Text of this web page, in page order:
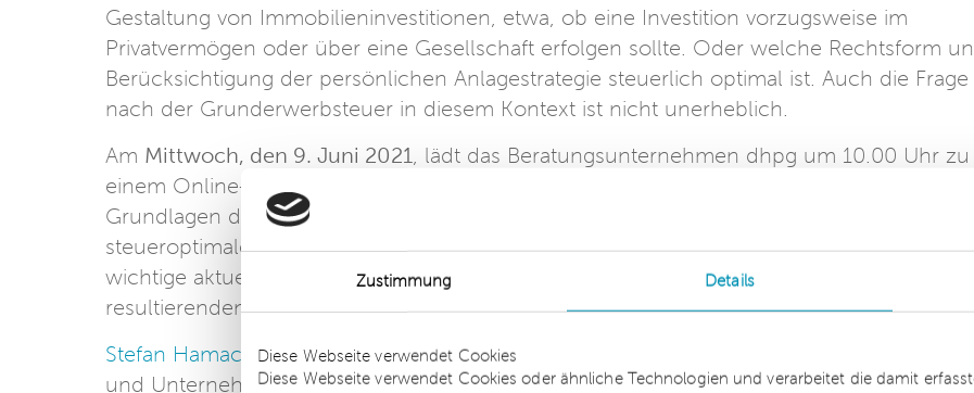
Zustimmung Details
Diese Webseite verwendet Cookies
Diese Webseite verwendet Cookies oder ähnliche Technologien und verarbeitet die damit
Gestaltung von Immobilieninvestitionen, etwa, ob eine Investition vorzugsweise im
Privatvermögen oder über eine Gesellschaft erfolgen sollte. Oder welche Rechtsform
Berücksichtigung der persönlichen Anlagestrategie steuerlich optimal ist. Auch die Frage
nach der Grunderwerbsteuer in diesem Kontext ist nicht unerheblich.
Am Mittwoch, den 9. Juni 2021
, lädt das Beratungsunternehmen dhpg um 10.00 Uhr zu
einem Online-Seminar zum Thema ein. Die Teilnahme ist kostenfrei. Nach Darstellung
Grundlagen der Immobilienbesteuerung und Gestaltungsmöglichkeiten zur
steueroptimalen Errichtung von Immobiliengesellschafts-Strukturen wird ein Überblick
wichtige aktuelle Rechtsprechung und Gesetzesentwicklung und die sich daraus
resultierenden Folgen gegeben.
Stefan Hamacherist Steuerberater bei der dhpg. Nationale wie internationale
und Unternehmensgruppen betreut er in allen Fragen des Unternehmenssteuerrechts.